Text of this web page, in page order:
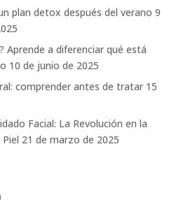
plan detox después del verano 9
Aprende a diferenciar qué está
10 de junio de 2025
comprender antes de tratar 15
Facial: La Revolución en la
21 de marzo de 2025